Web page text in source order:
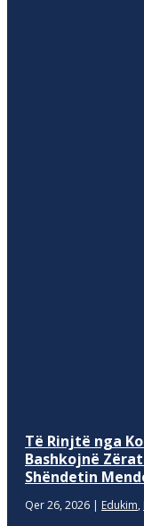
Të Rinjtë nga
Bashkojnë
Shëndetin
Qer 26, 2026 | Edukim,